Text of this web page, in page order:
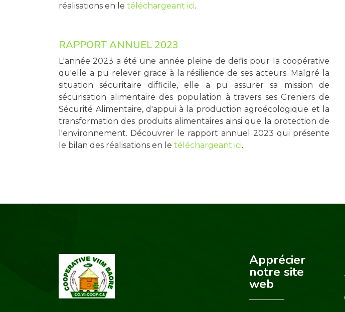
réalisations en le téléchargeant ici.
RAPPORT ANNUEL 2023
L'année 2023 a été une année pleine de defis pour la coopérative
qu'elle a pu relever grace à la résilience de ses acteurs. Malgré la
situation sécuritaire difficile, elle a pu assurer sa mission de
sécurisation alimentaire des population à travers ses Greniers de
Sécurité Alimentaire, d'appui à la production agroécologique et la
transformation des produits alimentaires ainsi que la protection de
l'environnement. Découvrer le rapport annuel 2023 qui présente
le bilan des réalisations en le téléchargeant ici.
Apprécier
notre site
web